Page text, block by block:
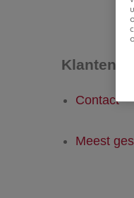
Contact
Meest